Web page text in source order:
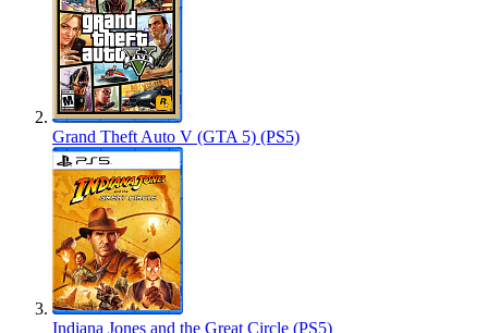
Grand Theft Auto V (GTA 5) (PS5)
Indiana Jones and the Great Circle (PS5)